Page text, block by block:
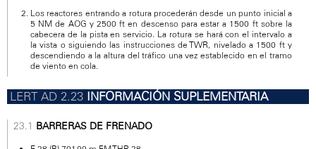
Los reactores entrando a rotura procederán desde un punto inicial a
5 NM de AOG y 2500 ft en descenso para estar a 1500 ft sobre la
cabecera de la pista en servicio. La rotura se hará con el intervalo a
la vista o siguiendo las instrucciones de TWR, nivelado a 1500 ft y
descendiendo a la altura del tráfico una vez establecido en el tramo
de viento en cola.
INFORMACIÓN SUPLEMENTARIA
BARRERAS DE FRENADO